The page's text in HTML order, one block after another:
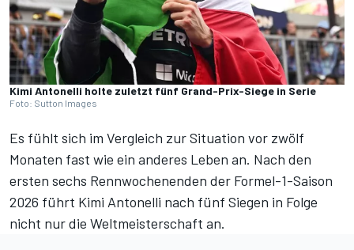
Kimi Antonelli holte zuletzt fünf Grand-Prix-Siege in Serie
Foto: Sutton Images
Es fühlt sich im Vergleich zur Situation vor zwölf
Monaten fast wie ein anderes Leben an. Nach den
ersten sechs Rennwochenenden der Formel-1-Saison
2026 führt Kimi Antonelli nach fünf Siegen in Folge
nicht nur die Weltmeisterschaft an.